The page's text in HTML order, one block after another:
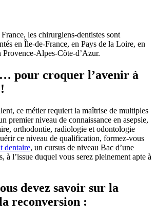
les chirurgiens-dentistes sont
en Île-de-France, en Pays de la Loire, en
Alpes-Côte-d’Azur.
pour croquer l’avenir à
ce métier requiert la maîtrise de multiples
premier niveau de connaissance en asepsie,
orthodontie, radiologie et odontologie
ce niveau de qualification, formez-vous
dentaire, un cursus de niveau Bac d’une
à l’issue duquel vous serez pleinement apte à
devez savoir sur la
reconversion :